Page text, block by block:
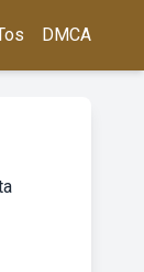
DMCA